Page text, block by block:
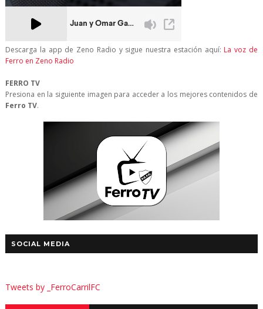
Descarga la app de Zeno Radio y sigue nuestra estación aquí: La voz de
Ferro en Zeno Radio
FERRO TV
Presiona en la siguiente imagen para acceder a los mejores contenidos de
Ferro TV.
SOCIAL MEDIA
Tweets by _FerroCarrilFC